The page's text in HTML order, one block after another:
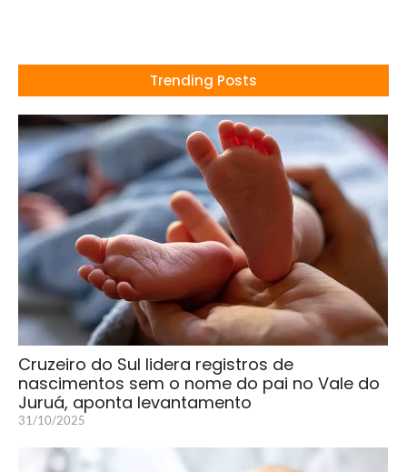
Trending Posts
Cruzeiro do Sul lidera registros de
nascimentos sem o nome do pai no Vale do
Juruá, aponta levantamento
31/10/2025